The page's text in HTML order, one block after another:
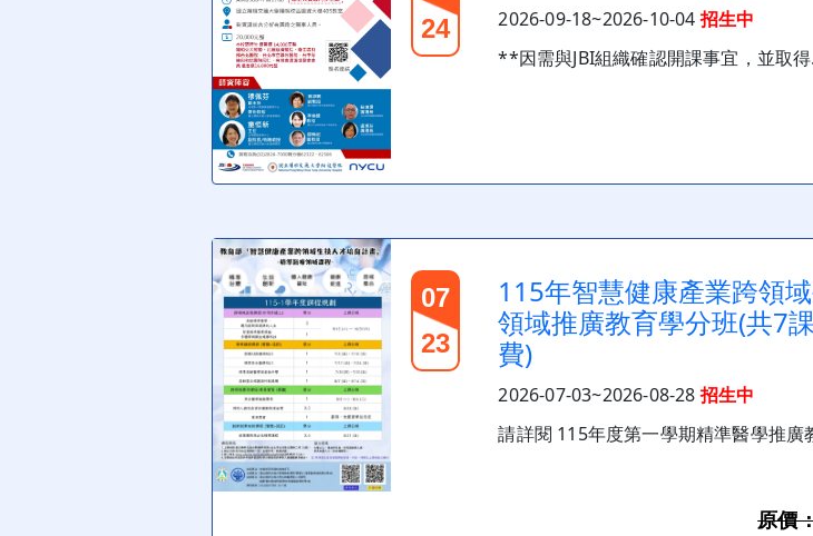
24
2026-09-18~2026-10-04 招生中
**因需與JBI組織確認開課事宜，並取
07
23
115年智慧健康產業跨領
領域推廣教育學分班(共7
費)
2026-07-03~2026-08-28 招生中
請詳閱 115年度第一學期精準醫學推廣
原價